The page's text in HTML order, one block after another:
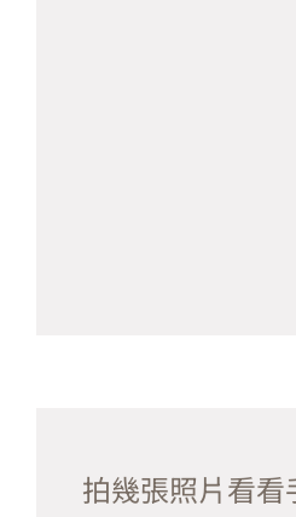
拍幾張照片看看